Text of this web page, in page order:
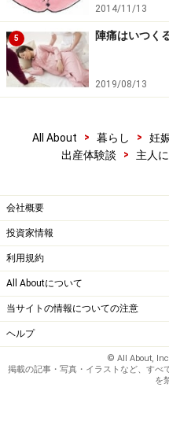
2014/11/13
5 陣痛はいつく
2019/08/13
All About > 暮らし > 妊
出産体験談
> 主人
会社概要
投資家情報
利用規約
All Aboutについて
当サイトの情報についての注意
ヘルプ
© All About,
掲載の記事・写真・イラストなど、すべ
を